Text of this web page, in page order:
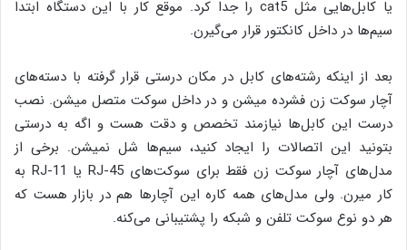
یا کابل‌هایی مثل cat5 را جدا کرد. موقع کار با این دستگاه ابتدا
سیم‌ها در داخل کانکتور قرار می‌گیرن.
بعد از اینکه رشته‌های کابل در مکان درستی قرار گرفته با دسته‌های
آچار سوکت زن فشرده میشن و در داخل سوکت متصل میشن. نصب
درست این کابل‌ها نیازمند تخصص و دقت هست و اگه به درستی
بتونید این اتصالات را ایجاد کنید، سیم‌ها شل نمیشن. برخی از
مدل‌های آچار سوکت زن فقط برای سوکت‌های RJ-45 یا RJ-11 به
کار میرن. ولی مدل‌های همه کاره این آچارها هم در بازار هست که
هر دو نوع سوکت تلفن و شبکه را پشتیبانی می‌کنه.